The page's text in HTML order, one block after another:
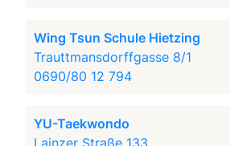
Wing Tsun Schule Hietzing
Trauttmansdorffgasse 8/1
0690/80 12 794
YU-Taekwondo
Lainzer Straße 133